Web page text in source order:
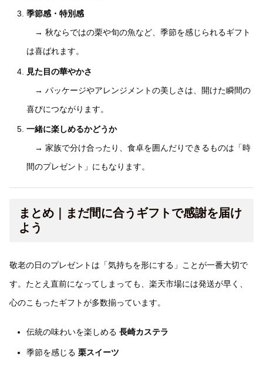
季節感・特別感
→ 秋ならではの栗や旬の魚など、季節を感じられるギフト
は喜ばれます。
見た目の華やかさ
→ パッケージやアレンジメントの美しさは、開けた瞬間の
喜びにつながります。
一緒に楽しめるかどうか
→ 家族で分け合ったり、食卓を囲んだりできるものは「時
間のプレゼント」にもなります。
まとめ｜まだ間に合うギフトで感謝を届け
よう
敬老の日のプレゼントは「気持ちを形にする」ことが一番大切で
す。たとえ直前になってしまっても、楽天市場には発送が早く、
心のこもったギフトが多数揃っています。
伝統の味わいを楽しめる 長崎カステラ
季節を感じる 栗スイーツ